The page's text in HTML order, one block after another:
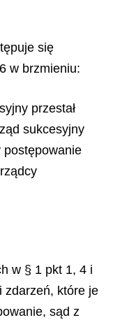
się
w brzmieniu:
przestał
sukcesyjny
postępowanie
w § 1 pkt 1, 4 i
zdarzeń, które je
sąd z